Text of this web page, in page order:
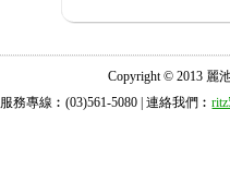
Copyright © 2013 麗
服務專線︰(03)561-5080 | 連絡我們︰